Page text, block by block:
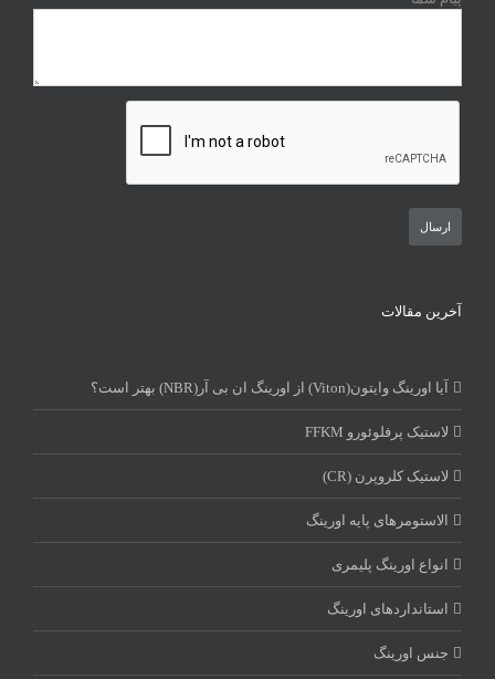
آخرین مقالات
آیا اورینگ وایتون(Viton) از اورینگ ان بی آر(NBR) بهتر است؟
لاستیک پرفلوئورو FFKM
لاستیک کلروپرن (CR)
الاستومرهای پایه اورینگ
انواع اورینگ پلیمری
استاندارد‌های اورینگ
جنس اورینگ